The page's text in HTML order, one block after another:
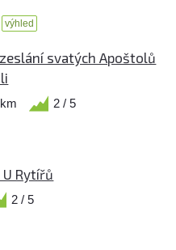
výhled
svatých Apoštolů
2 / 5
Rytířů
2 / 5